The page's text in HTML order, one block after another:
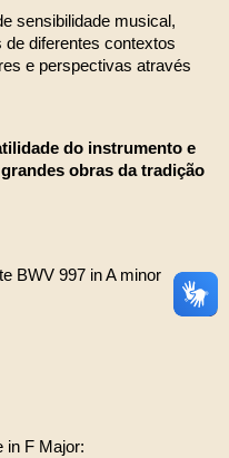
sensibilidade musical,
diferentes contextos
e perspectivas através
do instrumento e
obras da tradição
BWV 997 in A minor
in F Major: